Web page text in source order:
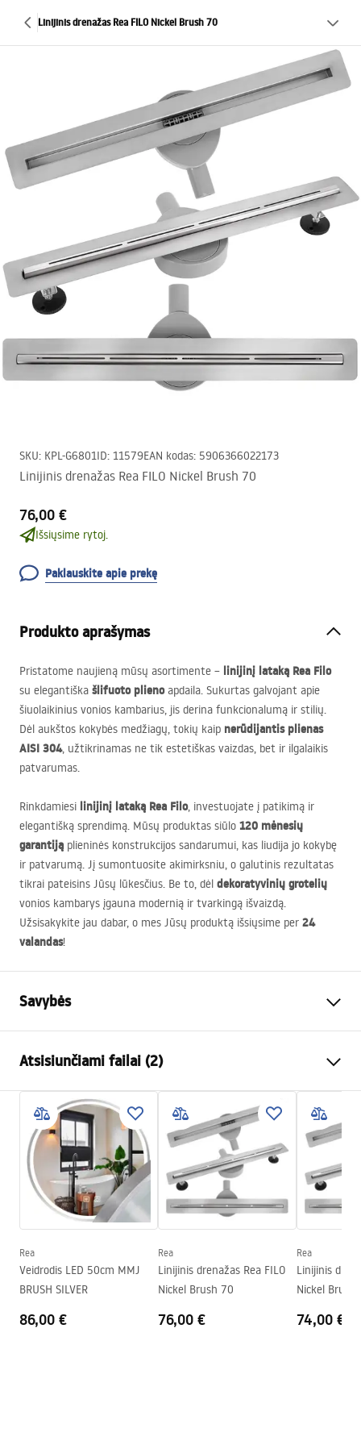
Linijinis drenažas Rea FILO Nickel Brush 70
SKU: KPL-G6801ID: 11579EAN kodas: 5906366022173
Linijinis drenažas Rea FILO Nickel Brush 70
76,00 €
Išsiųsime rytoj.
Paklauskite apie prekę
Produkto aprašymas
Pristatome naujieną mūsų asortimente – linijinį lataką Rea Filo
su elegantiška šlifuoto plienoapdaila. Sukurtas galvojant apie
šiuolaikinius vonios kambarius, jis derina funkcionalumą ir stilių.
Dėl aukštos kokybės medžiagų, tokių kaip nerūdijantis plienas
AISI 304, užtikrinamas ne tik estetiškas vaizdas, bet ir ilgalaikis
patvarumas.
Rinkdamiesi linijinį lataką Rea Filo, investuojate į patikimą ir
elegantišką sprendimą. Mūsų produktas siūlo 120 mėnesių
garantiją plieninės konstrukcijos sandarumui, kas liudija jo kokybę
ir patvarumą. Jį sumontuosite akimirksniu, o galutinis rezultatas
tikrai pateisins Jūsų lūkesčius. Be to, dėl dekoratyvinių grotelių
vonios kambarys įgauna modernią ir tvarkingą išvaizdą.
Užsisakykite jau dabar, o mes Jūsų produktą išsiųsime per 24
valandas!
Savybės
Sifono tipas
Drenažo ilgis (cm)
70
Drenavimo medžiaga
AISI 304 nerūdijantis plienas
Spalva
Šlifuotas plienas
Viršelio tipas
vienpusis su raštu
Talpa
0,45 l/s
Garantija
Plieninei konstrukcijai – 120
mėn., kitiems elementams –
24 mėn
Atsisiunčiami failai (2)
Surinkimo instrukcijos
Saugos informacija
WARUNKI BEZPIECZENSTWA ODPŁYWY.pdf
Rea
Veidrodis LED 50cm MMJ
BRUSH SILVER
86,00 €
Rea
Linijinis drenažas Rea FILO
Nickel Brush 70
76,00 €
Rea
Linijinis
Nickel Brush
74,00 €